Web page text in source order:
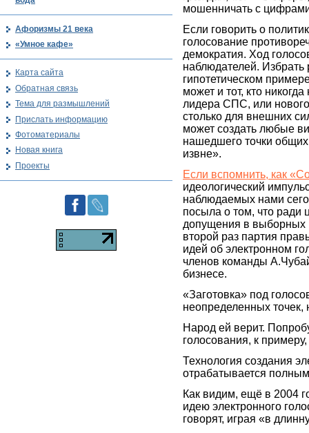
мошенничать с
Если говорить о
голосование
демократия. Ход
наблюдателей.
гипотетическом
может и тот, кто
лидера СПС, или
столько для внешних
может создать любые
нашедшего точки
извне».
Если вспомнить, как
идеологический
наблюдаемых нами
посыла о том, что ради
допущения в выборных
второй раз партия
идей об электронном
членов команды
бизнесе.
«Заготовка» под
неопределенных
Народ ей верит.
голосования, к
Технология создания
отрабатывается
Как видим, ещё в 2004
идею электронного
говорят, играя «в
Афоризмы 21 века
«Умное кафе»
Карта сайта
Обратная связь
Тема для размышлений
Прислать информацию
Фотоматериалы
Новая книга
Проекты